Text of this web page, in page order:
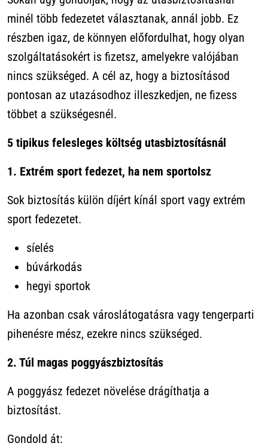
minél több fedezetet választanak, annál jobb. Ez
részben igaz, de könnyen előfordulhat, hogy olyan
szolgáltatásokért is fizetsz, amelyekre valójában
nincs szükséged. A cél az, hogy a biztosításod
pontosan az utazásodhoz illeszkedjen, ne fizess
többet a szükségesnél.
5 tipikus felesleges költség utasbiztosításnál
1. Extrém sport fedezet, ha nem sportolsz
Sok biztosítás külön díjért kínál sport vagy extrém
sport fedezetet.
síelés
búvárkodás
hegyi sportok
Ha azonban csak városlátogatásra vagy tengerparti
pihenésre mész, ezekre nincs szükséged.
2. Túl magas poggyászbiztosítás
A poggyász fedezet növelése drágíthatja a
biztosítást.
Gondold át: